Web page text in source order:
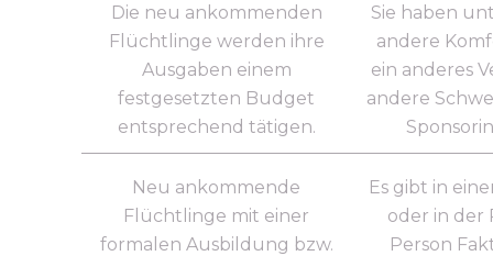
Die neu ankommenden
Flüchtlinge werden ihre
Ausgaben einem
festgesetzten Budget
entsprechend tätigen.
Sie haben
andere
ein anderes
andere
Neu ankommende
Flüchtlinge mit einer
formalen Ausbildung bzw.
Es gibt in
oder in der
Person